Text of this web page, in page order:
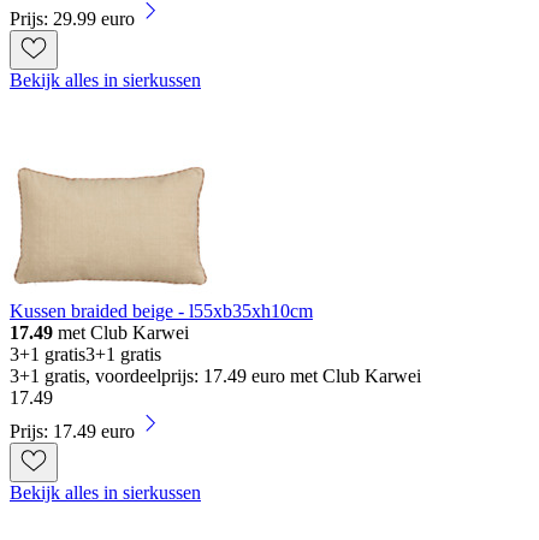
Prijs: 29.99 euro
Bekijk alles in sierkussen
Kussen braided beige - l55xb35xh10cm
17.49 met Club Karwei
3+1 gratis3+1 gratis
3+1 gratis, voordeelprijs: 17.49 euro met Club Karwei
17.49
Prijs: 17.49 euro
Bekijk alles in sierkussen